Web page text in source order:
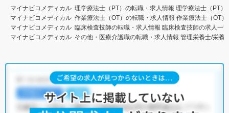
マイナビコメディカル 理学療法士（PT）の転職・求人情報 理学療法士（PT）
マイナビコメディカル 作業療法士（OT）の転職・求人情報 作業療法士（OT
マイナビコメディカル 臨床検査技師の転職・求人情報 臨床検査技師の求人一覧
マイナビコメディカル その他・医療介護職の転職・求人情報 管理栄養士/栄養